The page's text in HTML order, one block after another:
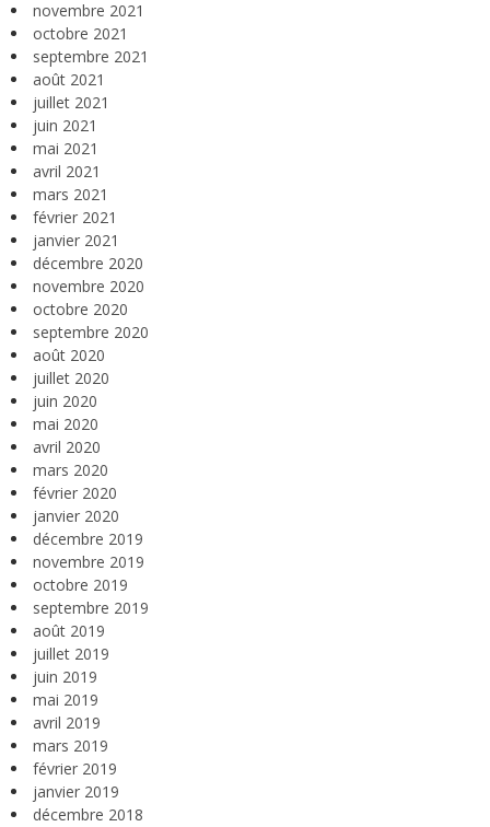
novembre 2021
octobre 2021
septembre 2021
août 2021
juillet 2021
juin 2021
mai 2021
avril 2021
mars 2021
février 2021
janvier 2021
décembre 2020
novembre 2020
octobre 2020
septembre 2020
août 2020
juillet 2020
juin 2020
mai 2020
avril 2020
mars 2020
février 2020
janvier 2020
décembre 2019
novembre 2019
octobre 2019
septembre 2019
août 2019
juillet 2019
juin 2019
mai 2019
avril 2019
mars 2019
février 2019
janvier 2019
décembre 2018